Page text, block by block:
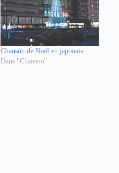
Chanson de Noël en japonais
Dans "Chanson"